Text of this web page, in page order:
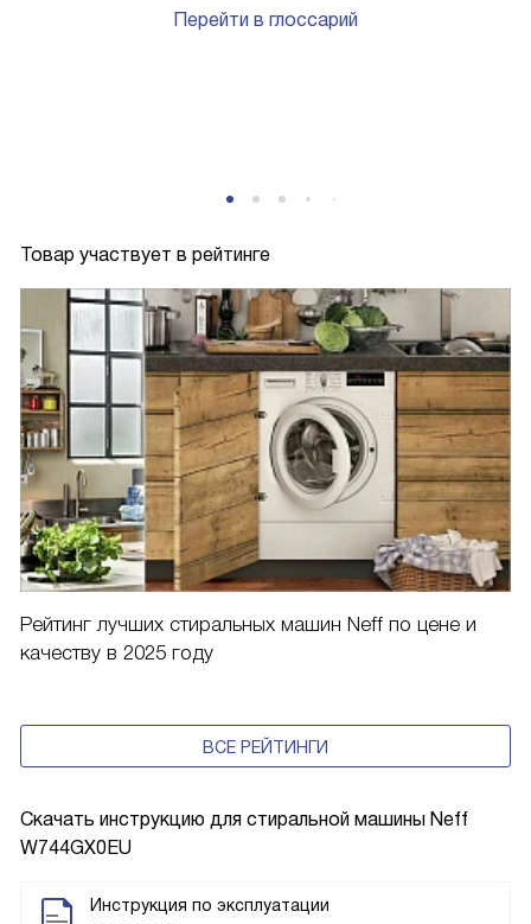
Скачать инструкцию для стиральной машины Neff
W744GX0EU
Инструкция по эксплуатации
Перейти в глоссарий
Товар участвует в рейтинге
Рейтинг лучших стиральных машин Neff по цене и
качеству в 2025 году
ВСЕ РЕЙТИНГИ